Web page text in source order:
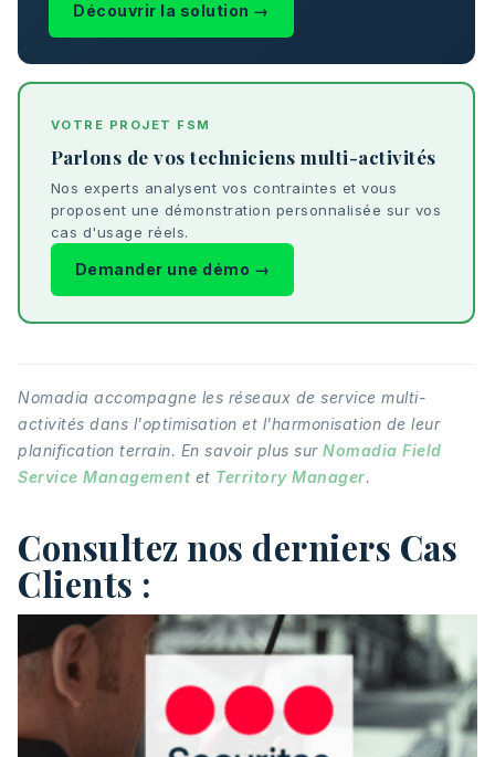
Découvrir la solution →
VOTRE PROJET FSM
Parlons de vos techniciens multi-activités
Nos experts analysent vos contraintes et vous
proposent une démonstration personnalisée sur vos
cas d'usage réels.
Demander une démo →
Nomadia accompagne les réseaux de service multi-
activités dans l'optimisation et l'harmonisation de leur
planification terrain. En savoir plus sur Nomadia Field
Service Management et Territory Manager.
Consultez nos derniers Cas
Clients :